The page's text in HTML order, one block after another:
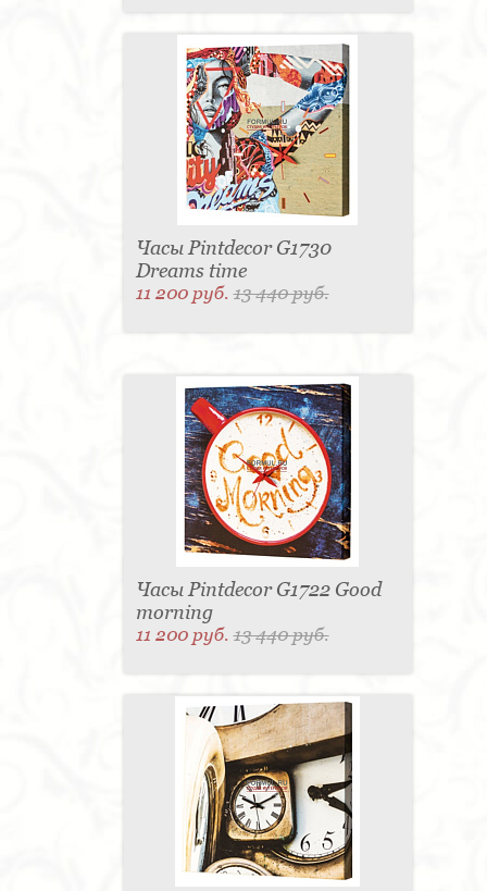
Часы Pintdecor G1730
Dreams time
11 200 руб.13 440 руб.
Часы Pintdecor G1722 Good
morning
11 200 руб.13 440 руб.